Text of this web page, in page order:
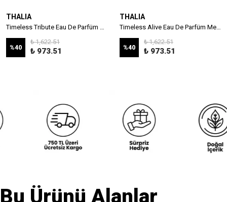
THALIA
%40
₺ 1,622.51
₺ 973.51
THALIA
%40
₺ 1,622.51
₺ 973.51
Bu Ürünü Alanlar